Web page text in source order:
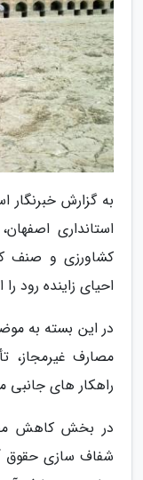
به گزارش خبرنگار
استانداری
کشاورزی و صنف
احیای زاینده رود را
در این بسته به
مصارف غیرمجاز،
راهکار های جانبی
در بخش کاهش
شفاف سازی حقوق